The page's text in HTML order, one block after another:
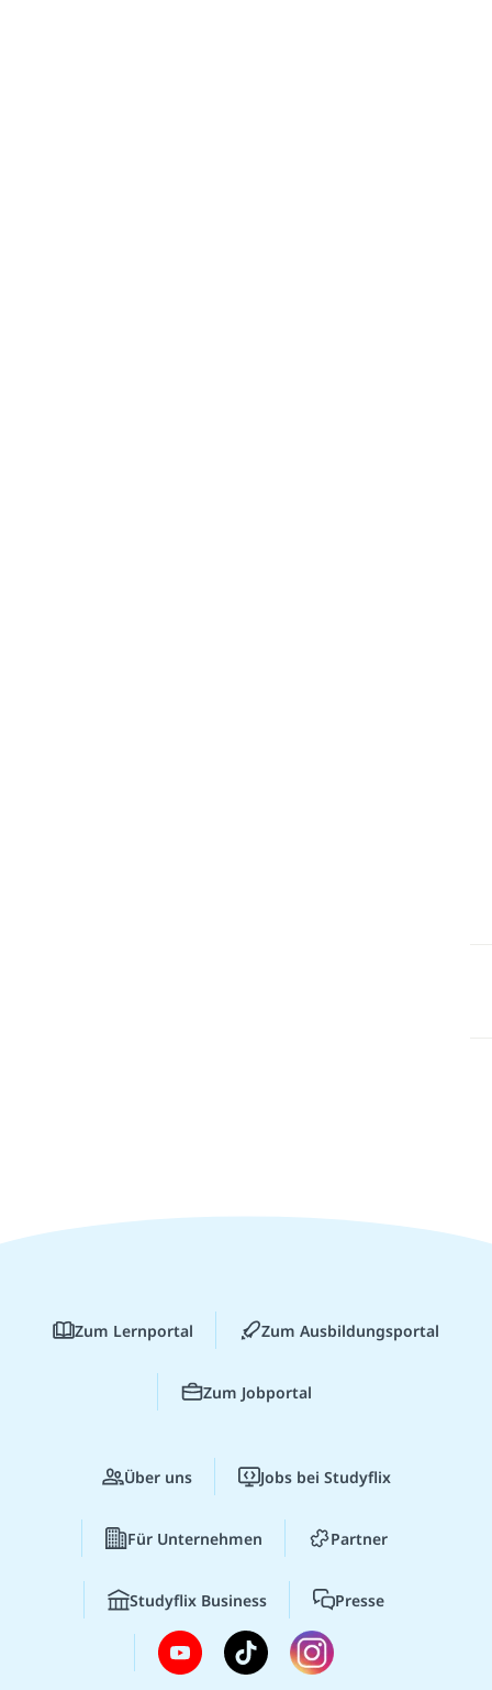
Zum Lernportal Zum Ausbildungsportal
Zum Jobportal
Über uns Jobs bei Studyflix
Für Unternehmen Partner
Studyflix Business Presse